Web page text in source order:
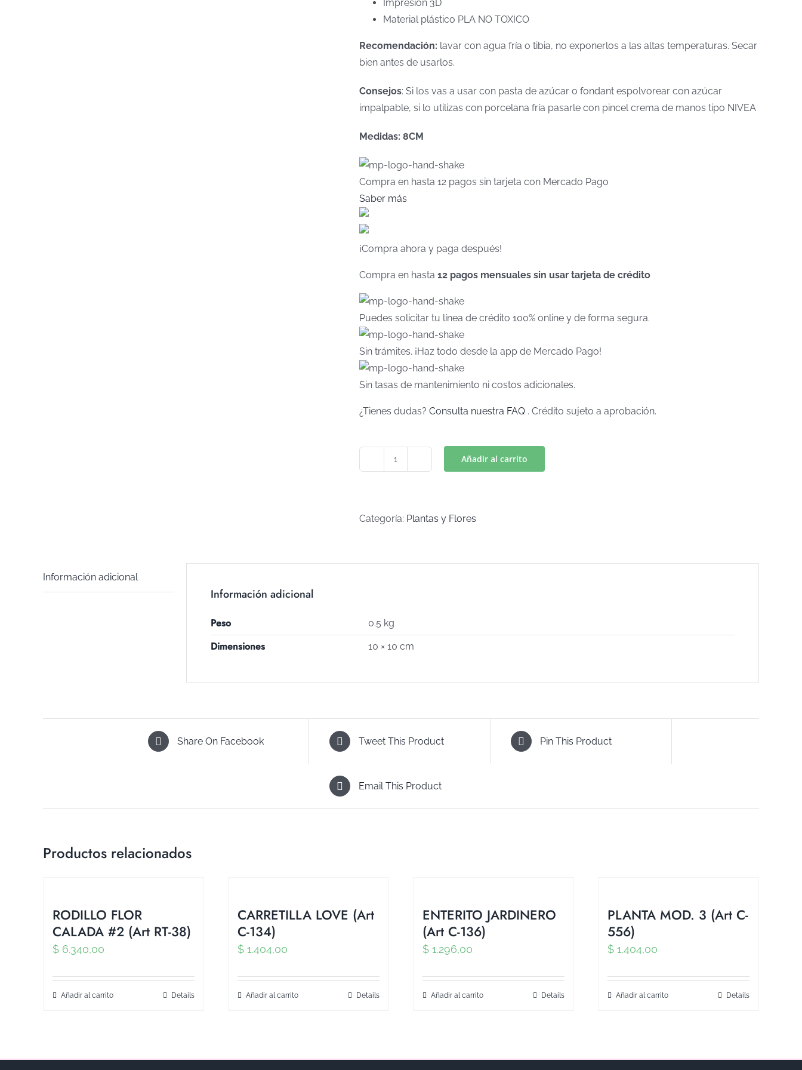
Impresión 3D
Material plástico PLA NO TOXICO
Recomendación: lavar con agua fría o tibia, no exponerlos a las altas temperaturas. Secar
bien antes de usarlos.
Consejos: Si los vas a usar con pasta de azúcar o fondant espolvorear con azúcar
impalpable, si lo utilizas con porcelana fría pasarle con pincel crema de manos tipo NIVEA
Medidas: 8CM
Compra en hasta 12 pagos sin tarjeta con Mercado Pago
Saber más
¡Compra ahora y paga después!
Compra en hasta 12 pagos mensuales sin usar tarjeta de crédito
Puedes solicitar tu línea de crédito 100% online y de forma segura.
Sin trámites. ¡Haz todo desde la app de Mercado Pago!
Sin tasas de mantenimiento ni costos adicionales.
¿Tienes dudas? Consulta nuestra FAQ . Crédito sujeto a aprobación.
K-
Añadir al carrito
Categoría: Plantas y Flores
Información adicional
Información adicional
Peso 0.5 kg
Dimensiones 10 × 10 cm
Share On Facebook Tweet This Product Pin This Product
Email This Product
Productos relacionados
RODILLO FLOR
CALADA #2 (Art RT-38)
$ 6.340,00
Añadir al carrito Details
CARRETILLA LOVE (Art
C-134)
$ 1.404,00
Añadir al carrito Details
ENTERITO JARDINERO
(Art C-136)
$ 1.296,00
Añadir al carrito Details
PLANTA MOD. 3 (Art C-
556)
$ 1.404,00
Añadir al carrito Details